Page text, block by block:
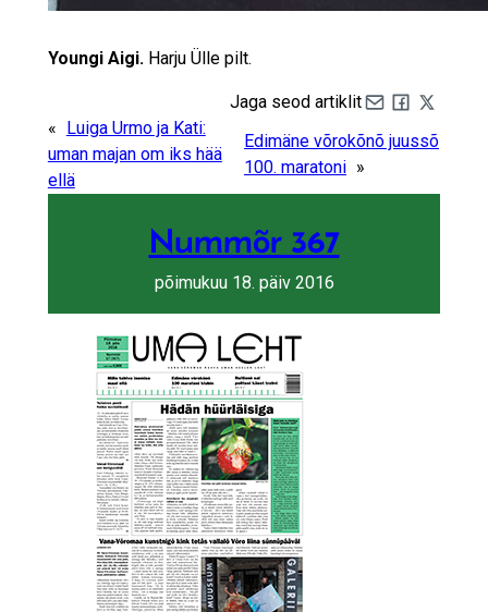
Youngi Aigi.Harju Ülle pilt.
Jaga seod artiklit
« Luiga Urmo ja Kati:
uman majan om iks hää
ellä
Edimäne võrokõnõ juussõ
100. maratoni »
Nummõr 367
põimukuu 18. päiv 2016